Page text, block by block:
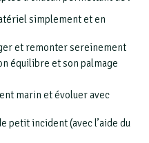
simplement et en
et remonter sereinement
équilibre et son palmage
marin et évoluer avec
petit incident (avec l’aide du